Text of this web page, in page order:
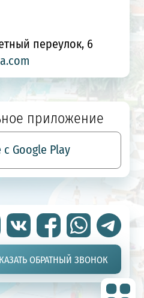
ОБРАТНЫЙ ЗВОНОК
переулок, 6
приложение
с Google Play